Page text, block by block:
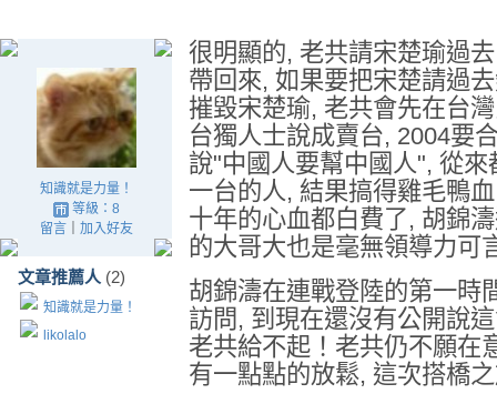
知識就是力量！
等級：8
留言｜ 加入好友
文章推薦人 (2)
知識就是力量！
likolalo
很明顯的, 老共請宋楚瑜過
帶回來, 如果要把宋楚請過
摧毀宋楚瑜, 老共會先在台
台獨人士說成賣台, 2004要
說"中國人要幫中國人", 從
一台的人, 結果搞得雞毛鴨
十年的心血都白費了, 胡錦
的大哥大也是毫無領導力可
胡錦濤在連戰登陸的第一時
訪問, 到現在還沒有公開說
老共給不起！老共仍不願在
有一點點的放鬆, 這次搭橋